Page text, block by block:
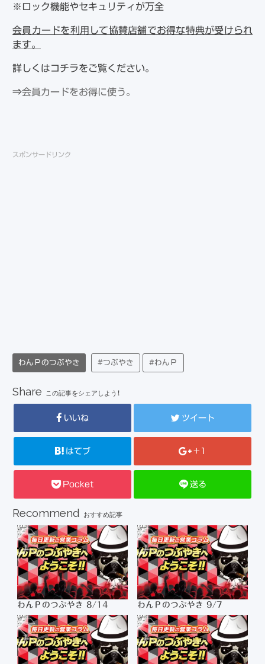
※ロック機能やセキュリティが万全
会員カードを利用して協賛店舗でお得な特典が受けられ
ます。
詳しくはコチラをご覧ください。
⇒会員カードをお得に使う。
スポンサードリンク
わんＰのつぶやき #つぶやき #わんＰ
Share この記事をシェアしよう！
いいね ツイート
はてブ +1
Pocket 送る
Recommend おすすめ記事
わんＰのつぶやき 8/14 わんＰのつぶやき 9/7